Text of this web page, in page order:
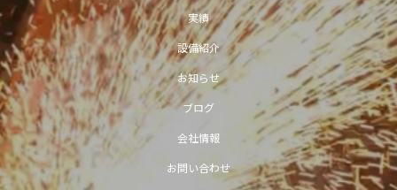
実績
設備紹介
お知らせ
ブログ
会社情報
お問い合わせ